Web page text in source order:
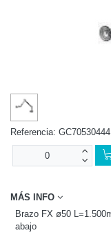
Referencia: GC70530444
MÁS INFO
Brazo FX ø50
abajo